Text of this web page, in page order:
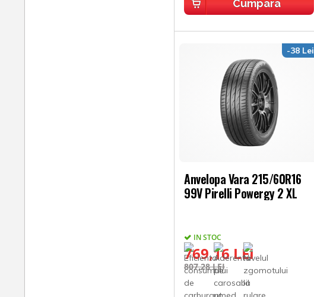
Cumpara
Anvelopa Vara 215/60R16
99V Pirelli Powergy 2 XL
IN STOC
769,16 LEI
-38 Lei
807,28 LEI